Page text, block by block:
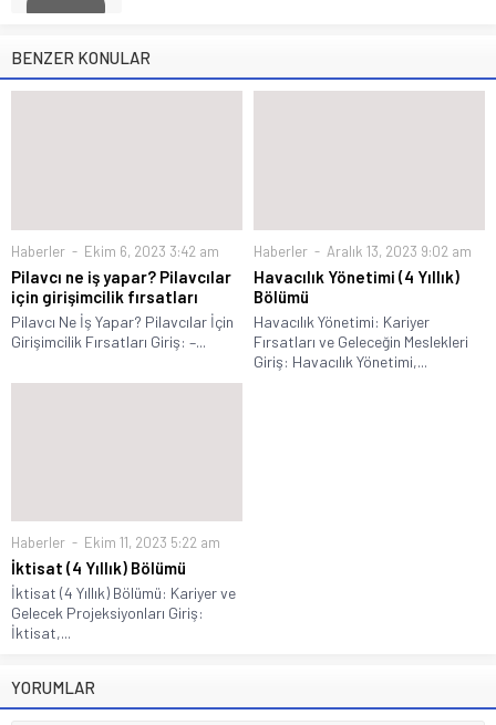
BENZER KONULAR
Haberler Ekim 6, 2023 3:42 am
Pilavcı ne iş yapar? Pilavcılar
için girişimcilik fırsatları
Pilavcı Ne İş Yapar? Pilavcılar İçin
Girişimcilik Fırsatları Giriş: –...
Haberler Aralık 13, 2023 9:02 am
Havacılık Yönetimi (4 Yıllık)
Bölümü
Havacılık Yönetimi: Kariyer
Fırsatları ve Geleceğin Meslekleri
Giriş: Havacılık Yönetimi,...
Haberler Ekim 11, 2023 5:22 am
İktisat (4 Yıllık) Bölümü
İktisat (4 Yıllık) Bölümü: Kariyer ve
Gelecek Projeksiyonları Giriş:
İktisat,...
YORUMLAR